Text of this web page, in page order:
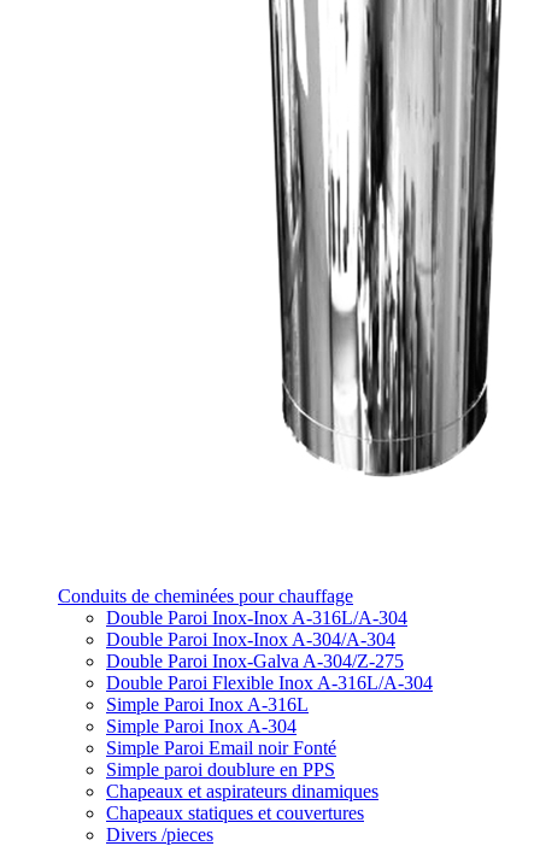
Conduits de cheminées pour chauffage
Double Paroi Inox-Inox A-316L/A-304
Double Paroi Inox-Inox A-304/A-304
Double Paroi Inox-Galva A-304/Z-275
Double Paroi Flexible Inox A-316L/A-304
Simple Paroi Inox A-316L
Simple Paroi Inox A-304
Simple Paroi Email noir Fonté
Simple paroi doublure en PPS
Chapeaux et aspirateurs dinamiques
Chapeaux statiques et couvertures
Divers /pieces